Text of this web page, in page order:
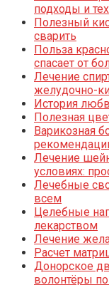
подходы и
Полезный
сварить
Польза
спасает от
Лечение
желудочно-
История
Полезная
Варикозная
Лечение
условиях:
Лечебные
всем
Целебные
лекарством
Лечение
Расчет
Донорское
волонтёры